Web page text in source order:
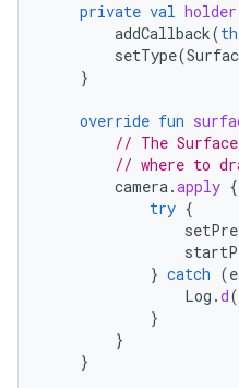
private val holder
addCallback(
setType(
}
override fun
// The
// where to
camera.apply {
try {
} catch (e
Log .d(
}
}
}